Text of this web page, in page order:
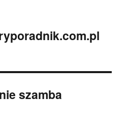
szamba